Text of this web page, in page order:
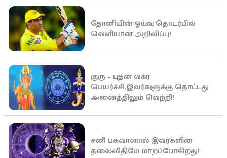
தோனியின் ஓய்வு தொடர்பில்
வெளியான அறிவிப்பு!
குரு – புதன் வக்ர
பெயர்ச்சி,இவர்களுக்கு தொட்டது
அனைத்திலும் வெற்றி!
சனி பகவானால் இவர்களின்
தலைவிதியே மாறப்போகிறது!